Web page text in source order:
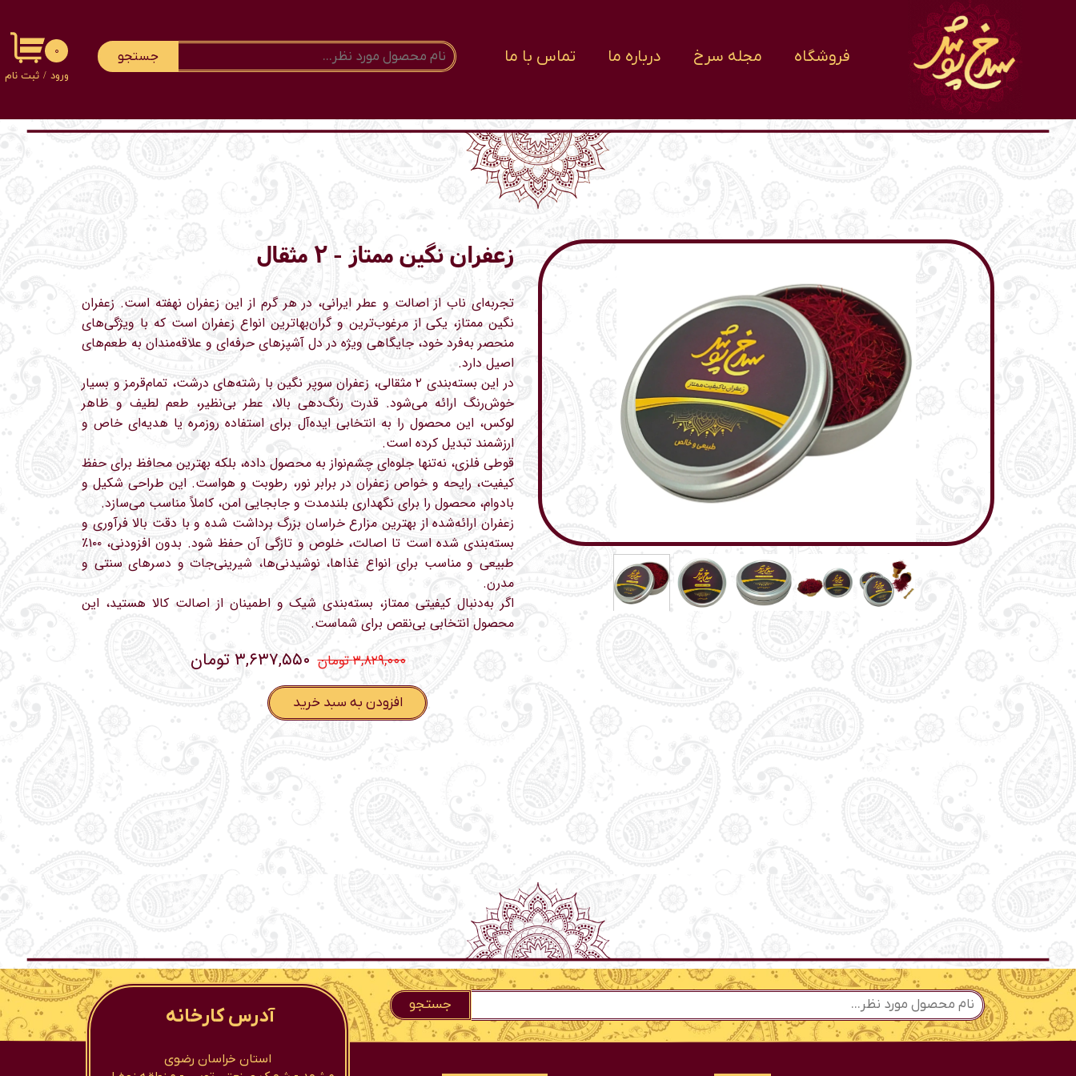
فروشگاه مجله سرخ درباره ما تماس با ما ۰ جستجو
ورود / ثبت نام
تغییر گذر واژه
زعفران نگین ممتاز - ۲ مثقال
۳,۸۲۹,۰۰۰ تومان ۳,۶۳۷,۵۵۰ تومان
تجربه‌ای ناب از اصالت و عطر ایرانی، در هر گرم از این زعفران نهفته است. زعفران
نگین ممتاز، یکی از مرغوب‌ترین و گران‌بهاترین انواع زعفران است که با ویژگی‌های
منحصر به‌فرد خود، جایگاهی ویژه در دل آشپزهای حرفه‌ای و علاقه‌مندان به طعم‌های
اصیل دارد.
در این بسته‌بندی ۲ مثقالی، زعفران سوپر نگین با رشته‌های درشت، تمام‌قرمز و بسیار
خوش‌رنگ ارائه می‌شود. قدرت رنگ‌دهی بالا، عطر بی‌نظیر، طعم لطیف و ظاهر
لوکس، این محصول را به انتخابی ایده‌آل برای استفاده روزمره یا هدیه‌ای خاص و
ارزشمند تبدیل کرده است.
قوطی فلزی، نه‌تنها جلوه‌ای چشم‌نواز به محصول داده، بلکه بهترین محافظ برای حفظ
کیفیت، رایحه و خواص زعفران در برابر نور، رطوبت و هواست. این طراحی شکیل و
بادوام، محصول را برای نگهداری بلندمدت و جابجایی امن، کاملاً مناسب می‌سازد.
زعفران ارائه‌شده از بهترین مزارع خراسان بزرگ برداشت شده و با دقت بالا فرآوری و
بسته‌بندی شده است تا اصالت، خلوص و تازگی آن حفظ شود. بدون افزودنی، ۱۰۰٪
طبیعی و مناسب برای انواع غذاها، نوشیدنی‌ها، شیرینی‌جات و دسرهای سنتی و
مدرن.
اگر به‌دنبال کیفیتی ممتاز، بسته‌بندی شیک و اطمینان از اصالت کالا هستید، این
محصول انتخابی بی‌نقص برای شماست.
افزودن به سبد خرید
استان خراسان رضوی
آدرس کارخانه جستجو